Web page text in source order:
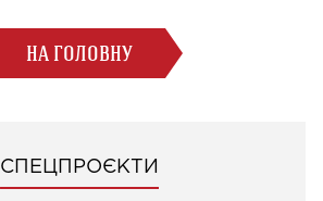
НА ГОЛОВНУ
СПЕЦПРОЄКТИ